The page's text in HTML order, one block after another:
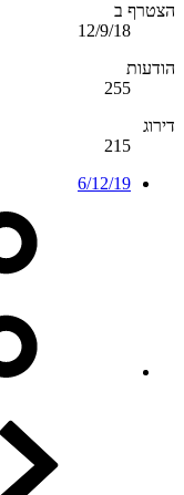
הצטרף ב
12/9/18
הודעות
255
דירוג
215
6/12/19